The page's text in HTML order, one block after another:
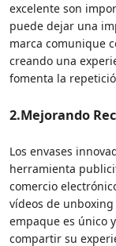
excelente son
puede dejar una
marca comunique
creando una
fomenta la
2.Mejorando
Los envases
herramienta
comercio
vídeos de unboxing
empaque es único
compartir su